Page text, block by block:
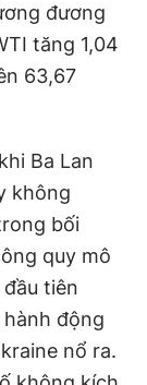
cáo
đương
tăng 1,04
63,67
Ba Lan
không
bối
quy mô
tiên
động
nổ ra.